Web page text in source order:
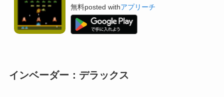
無料posted withアプリーチ
インベーダー：デラックス